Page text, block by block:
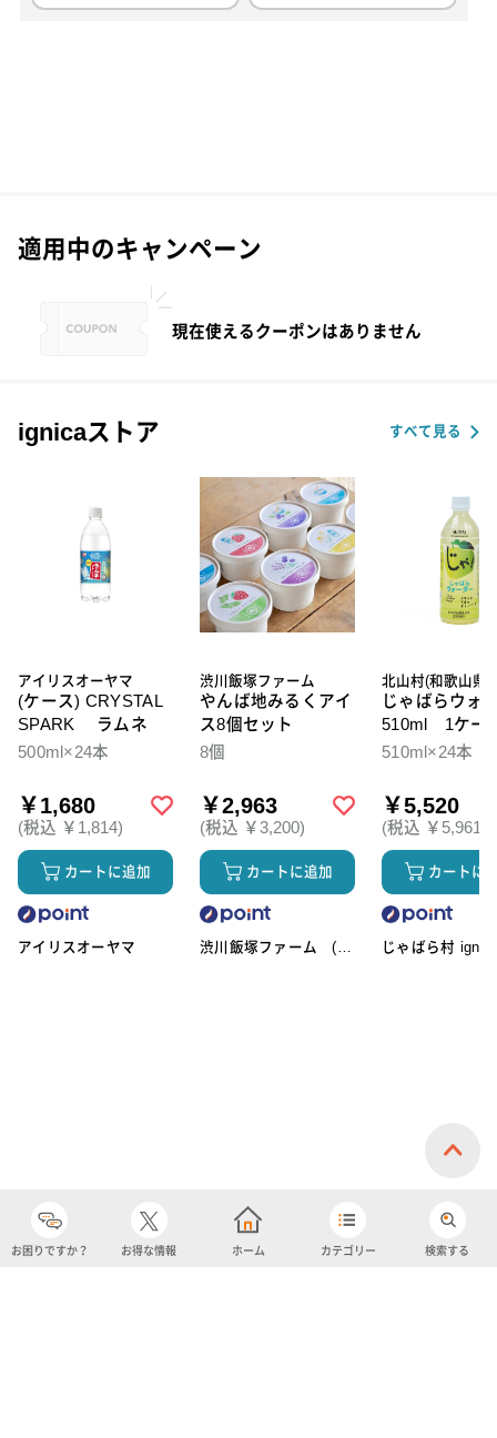
適用中のキャンペーン
現在使えるクーポンはありません
ignicaストア すべて見る
アイリスオーヤマ
(ケース) CRYSTAL
SPARK ラムネ
500ml×24本
￥1,680
(税込 ￥1,814)
カートに追加
アイリスオーヤマ
渋川飯塚ファーム
やんば地みるくアイ
ス8個セット
8個
￥2,963
(税込 ￥3,200)
カートに追加
渋川飯塚ファーム (ア
北山村(和歌山県)
じゃばらウォ
510ml 1ケー
本入
510ml×24本
￥5,520
(税込 ￥5,961)
カートに
じゃばら村
お困りですか？ お得な情報 ホーム カテゴリー 検索する